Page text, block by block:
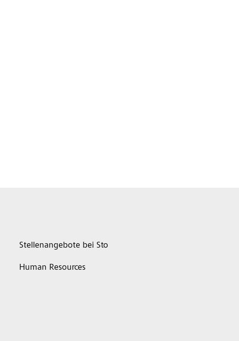
Stellenangebote bei Sto
Human Resources